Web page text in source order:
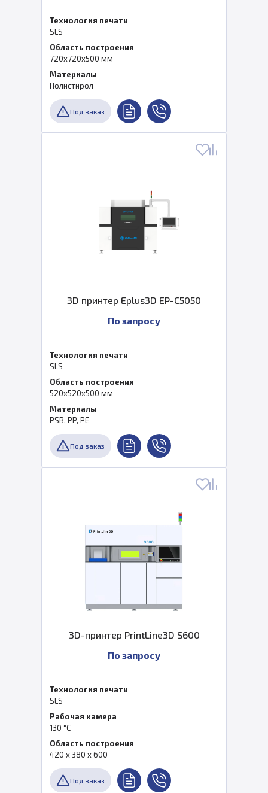
Технология печати
SLS
Область построения
720x720x500 мм
Материалы
Полистирол
Под заказ
3D принтер Eplus3D EP-C5050
По запросу
Технология печати
SLS
Область построения
520x520x500 мм
Материалы
PSB, PP, PE
Под заказ
3D-принтер PrintLine3D S600
По запросу
Технология печати
SLS
Рабочая камера
130 °C
Область построения
420 x 380 x 600
Под заказ